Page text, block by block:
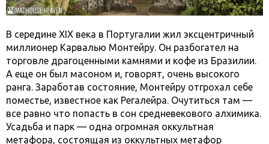
В середине XIX века в Португалии жил эксцентричный
миллионер Карвалью Монтейру. Он разбогател на
торговле драгоценными камнями и кофе из Бразилии.
А еще он был масоном и, говорят, очень высокого
ранга. Заработав состояние, Монтейру отгрохал себе
поместье, известное как Регалейра. Очутиться там —
все равно что попасть в сон средневекового алхимика.
Усадьба и парк — одна огромная оккультная
метафора, состоящая из оккультных метафор